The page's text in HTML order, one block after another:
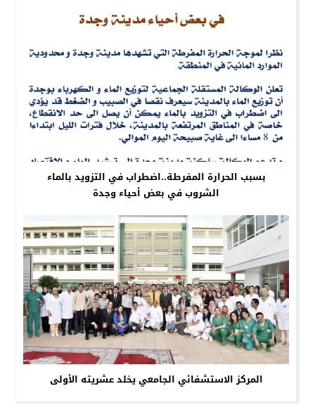
بسبب الحرارة المفرطة..اضطراب في التزويد بالماء
الشروب في بعض أحياء وجدة
المركز الاستشفائي الجامعي يخلد عشريته الأولى